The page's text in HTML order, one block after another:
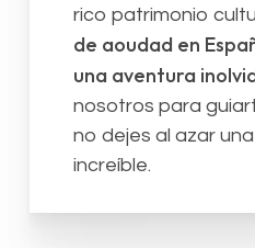
rico patrimonio
de aoudad en
una aventura
nosotros para
no dejes al azar
increíble.